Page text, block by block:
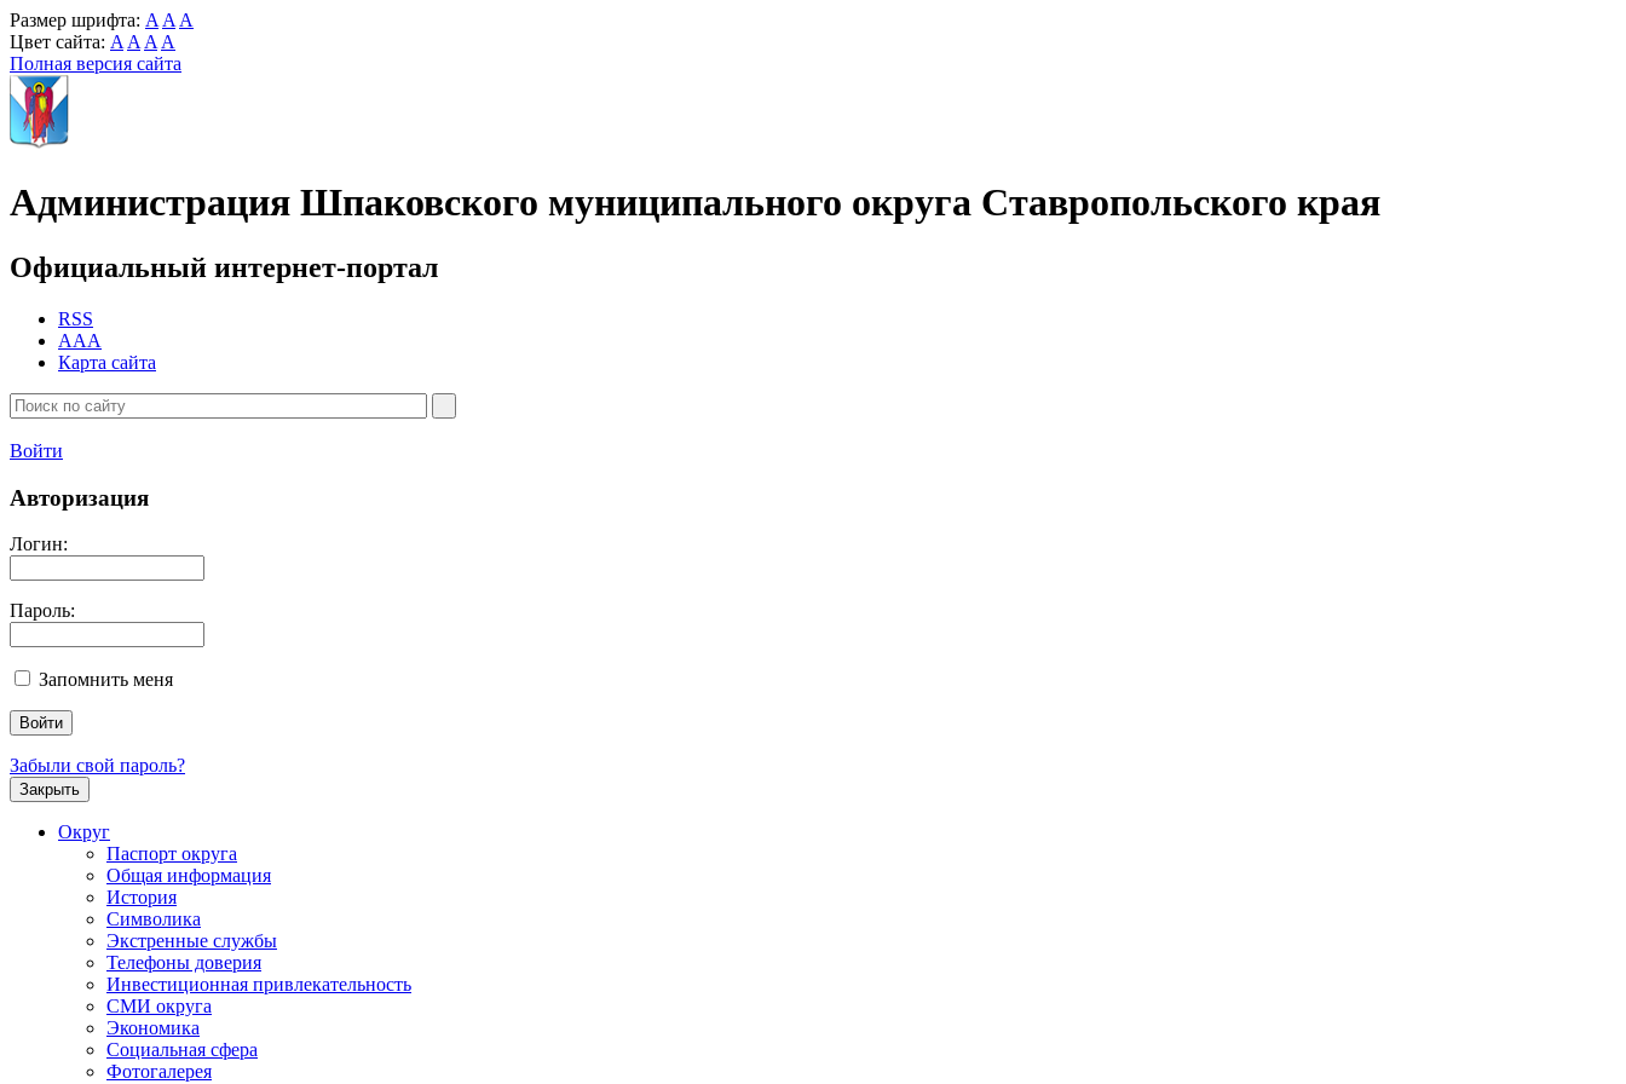
Размер шрифта: A A A
Цвет сайта: A A A A
Полная версия сайта
Администрация Шпаковского муниципального округа Ставропольского края
Официальный интернет-портал
RSS
AAA
Карта сайта
Войти
Авторизация
Логин:
Пароль:
Запомнить меня
Забыли свой пароль?
Закрыть
Округ
Паспорт округа
Общая информация
История
Символика
Экстренные службы
Телефоны доверия
Инвестиционная привлекательность
СМИ округа
Экономика
Социальная сфера
Фотогалерея